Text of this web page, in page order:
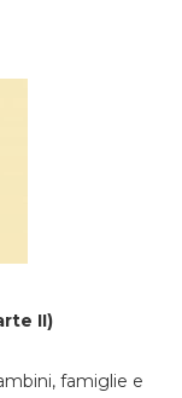
II)
famiglie e